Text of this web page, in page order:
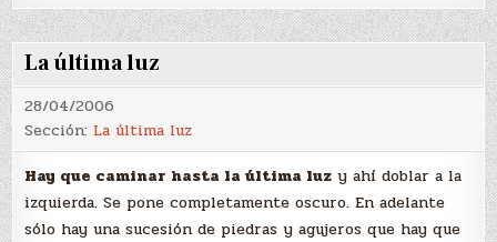
La última luz
28/04/2006
Sección: La última luz
Hay que caminar hasta la última luz y ahí doblar a la
izquierda. Se pone completamente oscuro. En adelante
sólo hay una sucesión de piedras y agujeros que hay que